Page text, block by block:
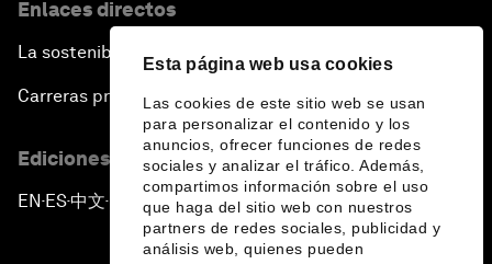
Esta página web usa cookies
Las cookies de este sitio web se usan
para personalizar el contenido y los
anuncios, ofrecer funciones de redes
sociales y analizar el tráfico. Además,
compartimos información sobre el uso
que haga del sitio web con nuestros
partners de redes sociales, publicidad y
análisis web, quienes pueden
Enlaces directos
La sostenibilidad en el Foro
Carreras profesionales
Ediciones en otros idiomas
EN ▪ES▪中文▪ 日本語